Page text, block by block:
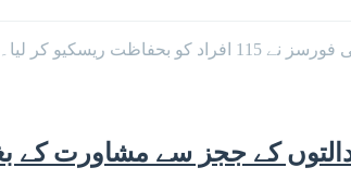
کیڈٹس سمیت تقریباً 650 افراد موجود
کے ججز سے مشاورت